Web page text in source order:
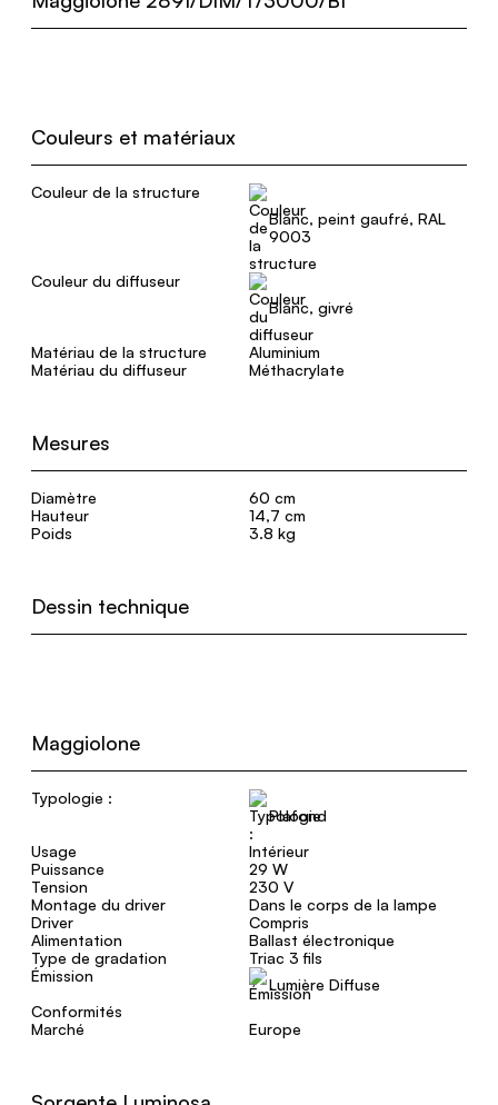
Couleurs et matériaux
Couleur de la structure
Blanc, peint gaufré, RAL
9003
Couleur du diffuseur
Blanc, givré
Matériau de la structure
Aluminium
Matériau du diffuseur
Méthacrylate
Mesures
Diamètre
60 cm
Hauteur
14,7 cm
Poids
3.8 kg
Dessin technique
Maggiolone
Typologie :
Plafond
Usage
Intérieur
Puissance
29 W
Tension
230 V
Montage du driver
Dans le corps de la lampe
Driver
Compris
Alimentation
Ballast électronique
Type de gradation
Triac 3 fils
Émission
Lumière Diffuse
Conformités
Marché
Europe